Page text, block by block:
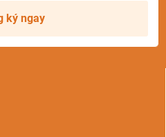
ký ngay